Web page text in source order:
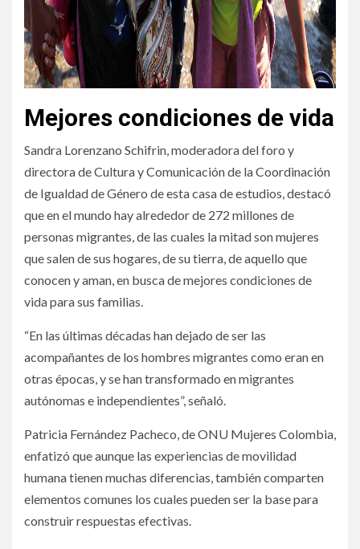
Mejores condiciones de vida
Sandra Lorenzano Schifrin, moderadora del foro y
directora de Cultura y Comunicación de la Coordinación
de Igualdad de Género de esta casa de estudios, destacó
que en el mundo hay alrededor de 272 millones de
personas migrantes, de las cuales la mitad son mujeres
que salen de sus hogares, de su tierra, de aquello que
conocen y aman, en busca de mejores condiciones de
vida para sus familias.
“En las últimas décadas han dejado de ser las
acompañantes de los hombres migrantes como eran en
otras épocas, y se han transformado en migrantes
autónomas e independientes”, señaló.
Patricia Fernández Pacheco, de ONU Mujeres Colombia,
enfatizó que aunque las experiencias de movilidad
humana tienen muchas diferencias, también comparten
elementos comunes los cuales pueden ser la base para
construir respuestas efectivas.